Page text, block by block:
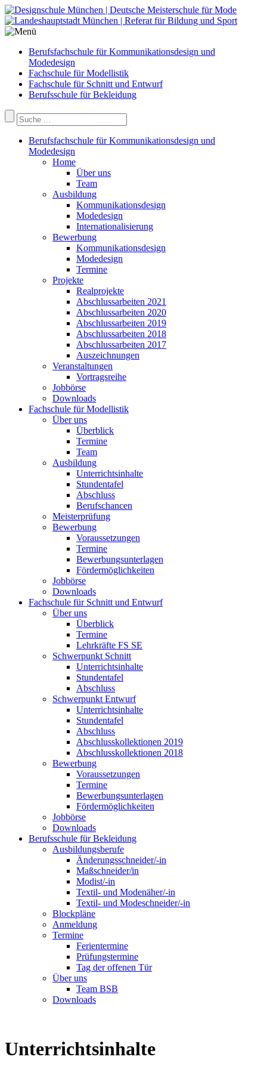
Berufsfachschule für Kommunikationsdesign und
Modedesign
Fachschule für Modellistik
Fachschule für Schnitt und Entwurf
Berufsschule für Bekleidung
Berufsfachschule für Kommunikationsdesign und
Modedesign
Home
Über uns
Team
Ausbildung
Kommunikationsdesign
Modedesign
Internationalisierung
Bewerbung
Kommunikationsdesign
Modedesign
Termine
Projekte
Realprojekte
Abschlussarbeiten 2021
Abschlussarbeiten 2020
Abschlussarbeiten 2019
Abschlussarbeiten 2018
Abschlussarbeiten 2017
Auszeichnungen
Veranstaltungen
Vortragsreihe
Jobbörse
Downloads
Fachschule für Modellistik
Über uns
Überblick
Termine
Team
Ausbildung
Unterrichtsinhalte
Stundentafel
Abschluss
Berufschancen
Meisterprüfung
Bewerbung
Voraussetzungen
Termine
Bewerbungsunterlagen
Fördermöglichkeiten
Jobbörse
Downloads
Fachschule für Schnitt und Entwurf
Über uns
Überblick
Termine
Lehrkräfte FS SE
Schwerpunkt Schnitt
Unterrichtsinhalte
Stundentafel
Abschluss
Schwerpunkt Entwurf
Unterrichtsinhalte
Stundentafel
Abschluss
Abschlusskollektionen 2019
Abschlusskollektionen 2018
Bewerbung
Voraussetzungen
Termine
Bewerbungsunterlagen
Fördermöglichkeiten
Jobbörse
Downloads
Berufsschule für Bekleidung
Ausbildungsberufe
Änderungsschneider/-in
Maßschneider/in
Modist/-in
Textil- und Modenäher/-in
Textil- und Modeschneider/-in
Blockpläne
Anmeldung
Termine
Ferientermine
Prüfungstermine
Tag der offenen Tür
Über uns
Team BSB
Downloads
Unterrichtsinhalte